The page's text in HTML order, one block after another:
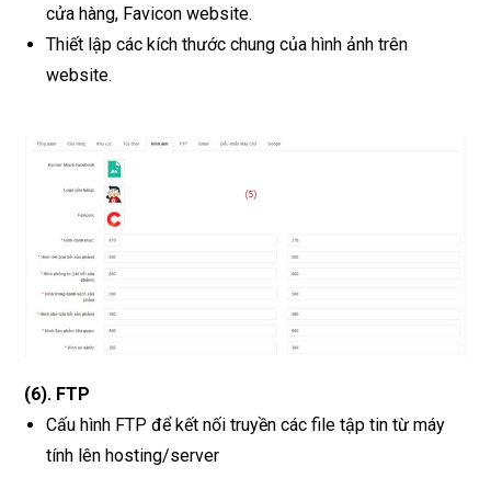
cửa hàng, Favicon website.
Thiết lập các kích thước chung của hình ảnh trên
website.
(6). FTP
Cấu hình FTP để kết nối truyền các file tập tin từ máy
tính lên hosting/server